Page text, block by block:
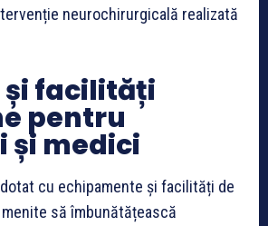
neurochirurgicală realizată
facilități
pentru
și medici
cu echipamente și facilități de
să îmbunătățească